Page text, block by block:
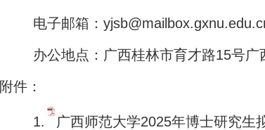
电子邮箱：
办公地点：广西桂林市育才路15号广
附件：
1. 广西师范大学2025年博士研究生